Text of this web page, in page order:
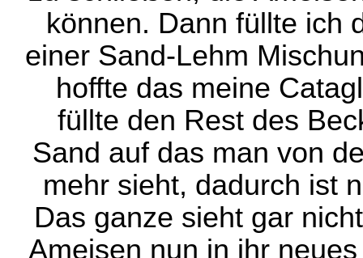
können. Dann füllte ich
einer Sand-Lehm
hoffte das meine
füllte den Rest des
Sand auf das man von
mehr sieht, dadurch ist
Das ganze sieht gar
Ameisen nun in ihr